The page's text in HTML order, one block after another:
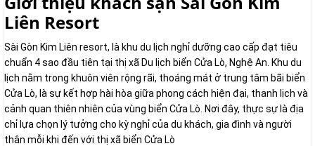
Liên Resort
Sài Gòn Kim Liên resort, là khu du lịch nghỉ dưỡng cao cấp đạt tiêu
chuẩn 4 sao đầu tiên tại thị xã Du lịch biển Cửa Lò, Nghệ An. Khu du
lịch nằm trong khuôn viên rộng rãi, thoáng mát ở trung tâm bãi biển
Cửa Lò, là sự kết hợp hài hòa giữa phong cách hiện đại, thanh lịch và
cảnh quan thiên nhiên của vùng biển Cửa Lò. Nơi đây, thực sự là địa
chỉ lựa chọn lý tưởng cho kỳ nghỉ của du khách, gia đình và người
thân mỗi khi đến với thị xã biển Cửa Lò